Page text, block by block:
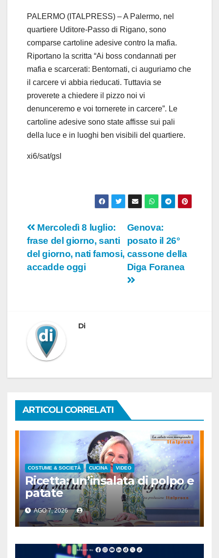
y
V
i
d
e
o
PALERMO (ITALPRESS) – A Palermo, nel
quartiere Uditore-Passo di Rigano, sono
comparse cartoline adesive contro la mafia.
Riportano la scritta “Ai boss condannati per
mafia e scarcerati: Bentornati, ci auguriamo che
il carcere vi abbia rieducati. Tuttavia se
proverete a chiedere il pizzo noi vi
denunceremo e voi tornerete in carcere”. Le
cartoline adesive sono state affisse sui pali
della luce e in luoghi ben visibili del quartiere.
xi6/sat/gsl
Navigazione
articoli
Genova:
posato il 26°
cassone della
Diga Foranea
Mercoledì 8 luglio:
frase del giorno, santi
del giorno, nati famosi,
accadde oggi
Di
ARTICOLI CORRELATI
COSTUME & SOCIETÀ CUCINA VIDEO
Ricetta: un’insalata di polpo e
patate
AGO 7, 2026